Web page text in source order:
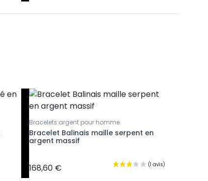
Bracelets argent pour homme
Bracelet Balinais maille serpent en
argent massif
168,60 €